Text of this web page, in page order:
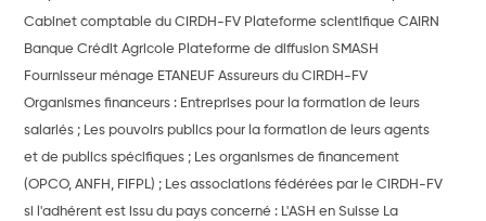
Cabinet comptable du CIRDH-FV Plateforme scientifique CAIRN
Banque Crédit Agricole Plateforme de diffusion SMASH
Fournisseur ménage ETANEUF Assureurs du CIRDH-FV
Organismes financeurs : Entreprises pour la formation de leurs
salariés ; Les pouvoirs publics pour la formation de leurs agents
et de publics spécifiques ; Les organismes de financement
(OPCO, ANFH, FIFPL) ; Les associations fédérées par le CIRDH-FV
si l'adhérent est issu du pays concerné : L'ASH en Suisse La